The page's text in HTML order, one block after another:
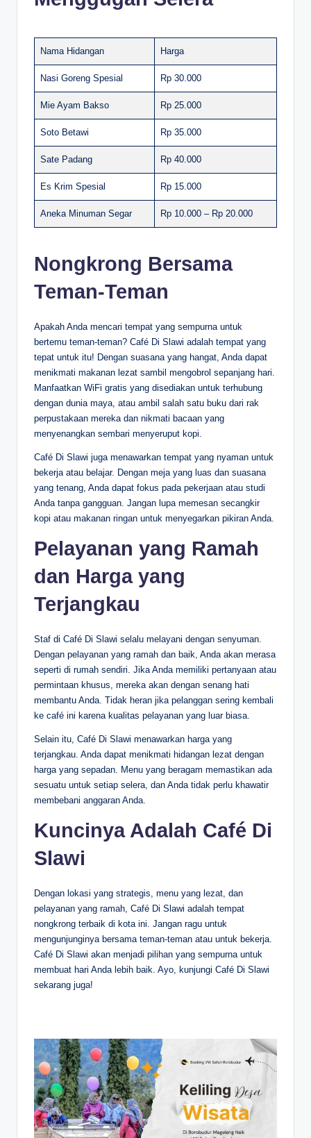
Nama Hidangan Harga
Nasi Goreng Spesial Rp 30.000
Mie Ayam Bakso Rp 25.000
Soto Betawi Rp 35.000
Sate Padang Rp 40.000
Es Krim Spesial Rp 15.000
Aneka Minuman Segar Rp 10.000 – Rp 20.000
Nongkrong Bersama
Teman-Teman
Apakah Anda mencari tempat yang sempurna untuk
bertemu teman-teman? Café Di Slawi adalah tempat yang
tepat untuk itu! Dengan suasana yang hangat, Anda dapat
menikmati makanan lezat sambil mengobrol sepanjang hari.
Manfaatkan WiFi gratis yang disediakan untuk terhubung
dengan dunia maya, atau ambil salah satu buku dari rak
perpustakaan mereka dan nikmati bacaan yang
menyenangkan sembari menyeruput kopi.
Café Di Slawi juga menawarkan tempat yang nyaman untuk
bekerja atau belajar. Dengan meja yang luas dan suasana
yang tenang, Anda dapat fokus pada pekerjaan atau studi
Anda tanpa gangguan. Jangan lupa memesan secangkir
kopi atau makanan ringan untuk menyegarkan pikiran Anda.
Pelayanan yang Ramah
dan Harga yang
Terjangkau
Staf di Café Di Slawi selalu melayani dengan senyuman.
Dengan pelayanan yang ramah dan baik, Anda akan merasa
seperti di rumah sendiri. Jika Anda memiliki pertanyaan atau
permintaan khusus, mereka akan dengan senang hati
membantu Anda. Tidak heran jika pelanggan sering kembali
ke café ini karena kualitas pelayanan yang luar biasa.
Selain itu, Café Di Slawi menawarkan harga yang
terjangkau. Anda dapat menikmati hidangan lezat dengan
harga yang sepadan. Menu yang beragam memastikan ada
sesuatu untuk setiap selera, dan Anda tidak perlu khawatir
membebani anggaran Anda.
Kuncinya Adalah Café Di
Slawi
Dengan lokasi yang strategis, menu yang lezat, dan
pelayanan yang ramah, Café Di Slawi adalah tempat
nongkrong terbaik di kota ini. Jangan ragu untuk
mengunjunginya bersama teman-teman atau untuk bekerja.
Café Di Slawi akan menjadi pilihan yang sempurna untuk
membuat hari Anda lebih baik. Ayo, kunjungi Café Di Slawi
sekarang juga!